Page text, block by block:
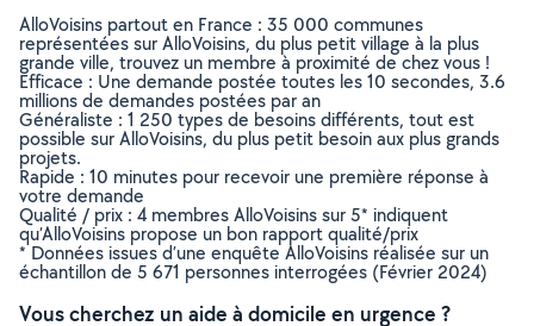
AlloVoisins partout en France : 35 000 communes
représentées sur AlloVoisins, du plus petit village à la plus
grande ville, trouvez un membre à proximité de chez vous !
Efficace : Une demande postée toutes les 10 secondes, 3.6
millions de demandes postées par an
Généraliste : 1 250 types de besoins différents, tout est
possible sur AlloVoisins, du plus petit besoin aux plus grands
projets.
Rapide : 10 minutes pour recevoir une première réponse à
votre demande
Qualité / prix : 4 membres AlloVoisins sur 5* indiquent
qu’AlloVoisins propose un bon rapport qualité/prix
* Données issues d’une enquête AlloVoisins réalisée sur un
échantillon de 5 671 personnes interrogées (Février 2024)
Vous cherchez un aide à domicile en urgence ?